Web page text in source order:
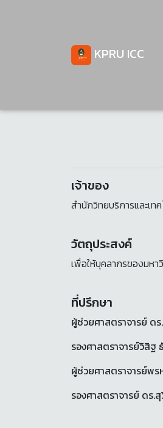
KPRU ICC
เจ้าของ
สำนักวิทยบริการและเ
วัตถุประสงค์
เพื่อให้บุคลากรของมห
ที่ปรึกษา
ผู้ช่วยศาสตราจารย์ ด
รองศาสตราจารย์วิสิ
ผู้ช่วยศาสตราจารย์พร
รองศาสตราจารย์ ดร